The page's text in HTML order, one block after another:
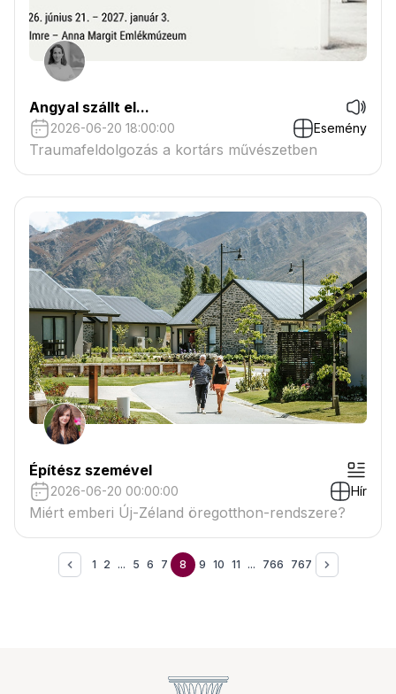
Angyal szállt el...
2026-06-20 18:00:00 Esemény
Traumafeldolgozás a kortárs művészetben
Építész szemével
2026-06-20 00:00:00 Hír
Miért emberi Új-Zéland öregotthon-rendszere?
1 2 ... 5 6 7 8 9 10 11 ... 766 767